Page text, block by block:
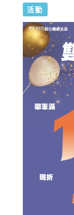
活動